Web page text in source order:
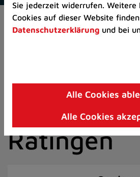
(Schnelltaste
M)
Zur
8)
I)
Aktuelles
der Stadt
Ratingen
Sie jederzeit widerrufen. Weitere
Cookies auf dieser Website
Datenschutzerklärung und bei
Alle Cookies
Alle Cookies